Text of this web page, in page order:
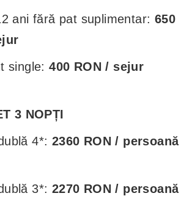
ani fără pat suplimentar: 650
single:400 RON / sejur
3 NOPȚI
4*: 2360 RON / persoană
3*: 2270 RON / persoană